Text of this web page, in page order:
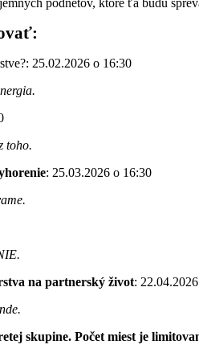
podnetov, ktoré ťa budú
25.02.2026 o 16:30
toho.
: 25.03.2026 o 16:30
na partnerský život:
skupine. Počet miest je